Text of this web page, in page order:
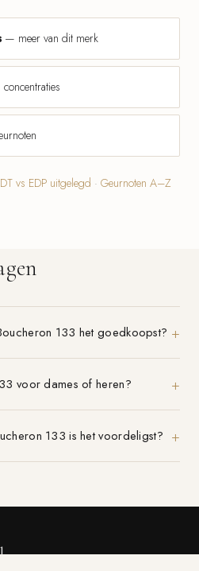
— meer van dit merk
vs EDP uitgelegd · Geurnoten A–Z
133 het goedkoopst?
voor dames of heren?
133 is het voordeligst?